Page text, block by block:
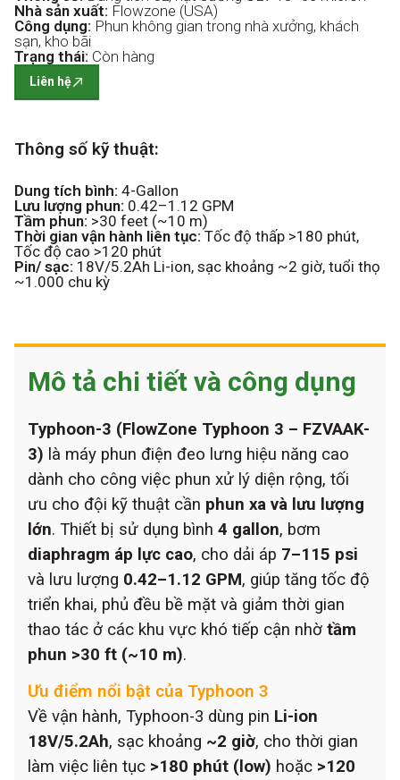
Nhà sản xuất: Flowzone (USA)
Công dụng: Phun không gian trong nhà xưởng, khách
sạn, kho bãi
Trạng thái: Còn hàng
Liên hệ
Thông số kỹ thuật:
Dung tích bình: 4-Gallon
Lưu lượng phun: 0.42–1.12 GPM
Tầm phun: >30 feet (~10 m)
Thời gian vận hành liên tục:Tốc độ thấp >180 phút,
Tốc độ cao >120 phút
Pin/ sạc: 18V/5.2Ah Li-ion, sạc khoảng ~2 giờ, tuổi thọ
~1.000 chu kỳ
Mô tả chi tiết và công dụng
Typhoon-3 (FlowZone Typhoon 3 – FZVAAK-
3) là máy phun điện đeo lưng hiệu năng cao
dành cho công việc phun xử lý diện rộng, tối
ưu cho đội kỹ thuật cần phun xa và lưu lượng
lớn. Thiết bị sử dụng bình 4 gallon, bơm
diaphragm áp lực cao, cho dải áp 7–115 psi
và lưu lượng 0.42–1.12 GPM, giúp tăng tốc độ
triển khai, phủ đều bề mặt và giảm thời gian
thao tác ở các khu vực khó tiếp cận nhờ tầm
phun >30 ft (~10 m).
Ưu điểm nổi bật của Typhoon 3
Về vận hành, Typhoon-3 dùng pin Li-ion
18V/5.2Ah, sạc khoảng ~2 giờ, cho thời gian
làm việc liên tục >180 phút (low) hoặc >120